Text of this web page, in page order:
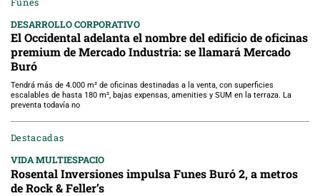
DESARROLLO CORPORATIVO
El Occidental adelanta el nombre del edificio de oficinas
premium de Mercado Industria: se llamará Mercado
Buró
Tendrá más de 4.000 m² de oficinas destinadas a la venta, con superficies
escalables de hasta 180 m², bajas expensas, amenities y SUM en la terraza. La
preventa todavía no
Destacadas
VIDA MULTIESPACIO
Rosental Inversiones impulsa Funes Buró 2, a metros
de Rock & Feller’s